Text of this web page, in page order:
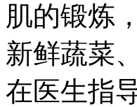
肌的锻炼
新鲜蔬菜
在医生指